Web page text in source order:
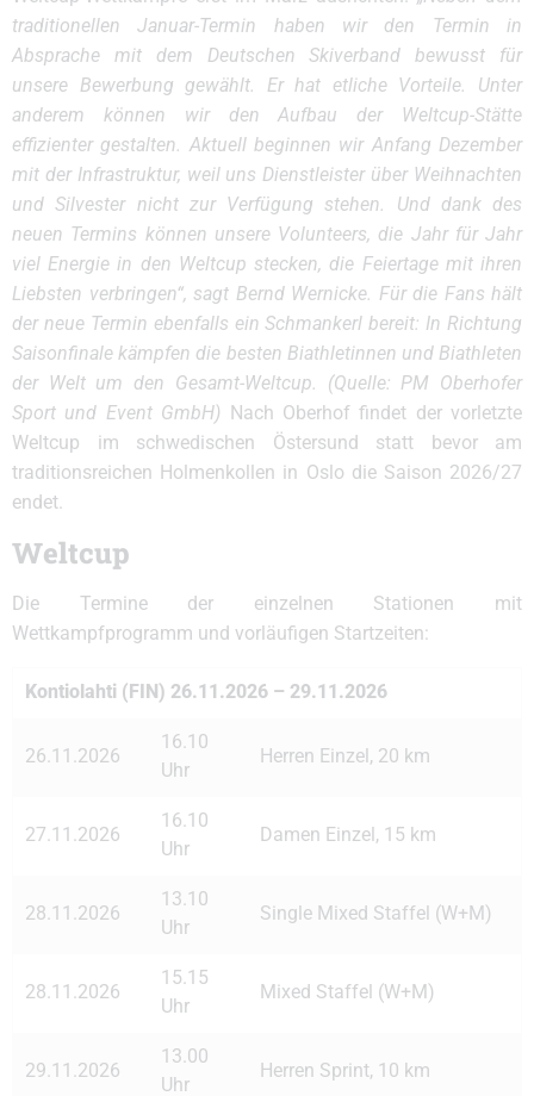
traditionellen Januar-Termin haben wir den Termin in
Absprache mit dem Deutschen Skiverband bewusst für
unsere Bewerbung gewählt. Er hat etliche Vorteile. Unter
anderem können wir den Aufbau der Weltcup-Stätte
effizienter gestalten. Aktuell beginnen wir Anfang Dezember
mit der Infrastruktur, weil uns Dienstleister über Weihnachten
und Silvester nicht zur Verfügung stehen. Und dank des
neuen Termins können unsere Volunteers, die Jahr für Jahr
viel Energie in den Weltcup stecken, die Feiertage mit ihren
Liebsten verbringen“, sagt Bernd Wernicke. Für die Fans hält
der neue Termin ebenfalls ein Schmankerl bereit: In Richtung
Saisonfinale kämpfen die besten Biathletinnen und Biathleten
der Welt um den Gesamt-Weltcup. (Quelle: PM Oberhofer
Sport und Event GmbH) Nach Oberhof findet der vorletzte
Weltcup im schwedischen Östersund statt bevor am
traditionsreichen Holmenkollen in Oslo die Saison 2026/27
endet.
Weltcup
Die Termine der einzelnen Stationen mit
Wettkampfprogramm und vorläufigen Startzeiten:
Kontiolahti (FIN) 26.11.2026 – 29.11.2026
26.11.2026
16.10
Uhr
Herren Einzel, 20 km
27.11.2026
16.10
Uhr
Damen Einzel, 15 km
28.11.2026
13.10
Uhr
Single Mixed Staffel (W+M)
28.11.2026
15.15
Uhr
Mixed Staffel (W+M)
29.11.2026
13.00
Uhr
Herren Sprint, 10 km